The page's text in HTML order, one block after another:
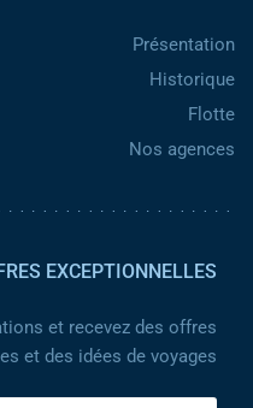
Présentation
Historique
Flotte
Nos agences
EXCEPTIONNELLES
et recevez des offres
et des idées de voyages.